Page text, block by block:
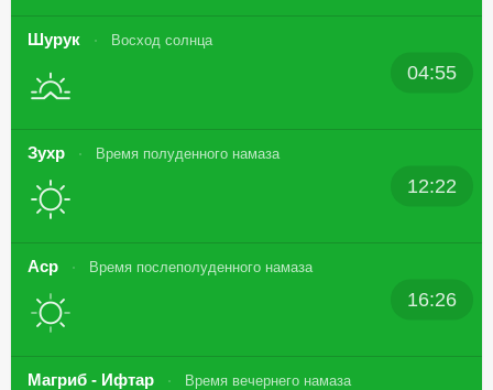
Шурук Восход солнца
04:55
Зухр Время полуденного намаза
12:22
Аср Время послеполуденного намаза
16:26
Магриб - Ифтар Время вечернего намаза